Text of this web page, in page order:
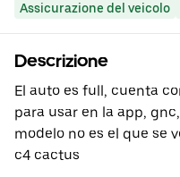
Assicurazione del veicolo
Descrizione
El auto es full, cuenta
para usar en la app,
modelo no es el que se
c4 cactus